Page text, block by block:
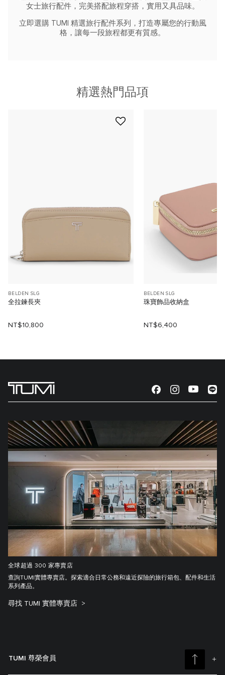
女士旅行配件，完美搭配旅程穿搭，實用又具品味。
立即選購 TUMI 精選旅行配件系列，打造專屬您的行動風
格，讓每一段旅程都更有質感。
精選熱門品項
BELDEN SLG
全拉鍊長夾
NT$10,800
BELDEN SLG
珠寶飾品收納盒
NT$6,400
全球超過 300 家專賣店
查詢TUMI實體專賣店。探索適合日常公務和遠近探險的旅行箱包、配件和生活
系列產品。
尋找 TUMI 實體專賣店
TUMI 尊榮會員